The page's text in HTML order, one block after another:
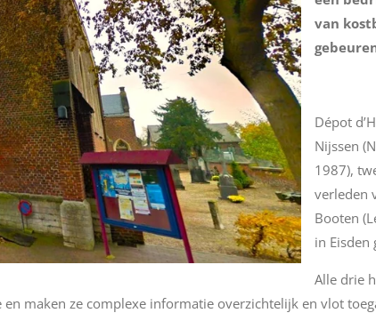
van
Dépot
Nijssen
1987),
verleden
Booten
in Eisden
Alle drie
maken ze complexe informatie overzichtelijk en vlot